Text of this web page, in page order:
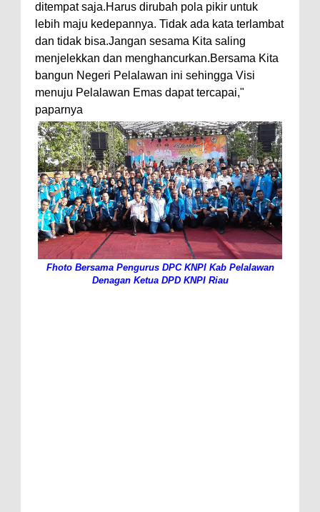
ditempat saja.Harus dirubah pola pikir untuk
lebih maju kedepannya. Tidak ada kata terlambat
dan tidak bisa.Jangan sesama Kita saling
menjelekkan dan menghancurkan.Bersama Kita
bangun Negeri Pelalawan ini sehingga Visi
menuju Pelalawan Emas dapat tercapai,"
paparnya
Fhoto Bersama Pengurus DPC KNPI Kab Pelalawan
Denagan Ketua DPD KNPI Riau